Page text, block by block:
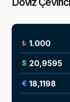
₺
$
€